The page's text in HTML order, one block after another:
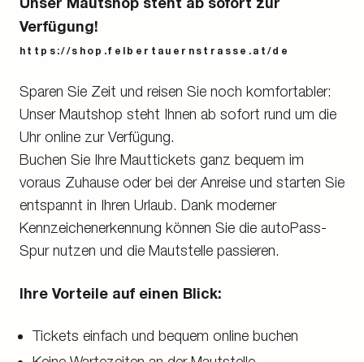
Verfügung!
https://shop.felbertauernstrasse.at/de
Sparen Sie Zeit und reisen Sie noch komfortabler:
Unser Mautshop steht Ihnen ab sofort rund um die
Uhr online zur Verfügung.
Buchen Sie Ihre Mauttickets ganz bequem im
voraus Zuhause oder bei der Anreise und starten Sie
entspannt in Ihren Urlaub. Dank moderner
Kennzeichenerkennung können Sie die autoPass-
Spur nutzen und die Mautstelle passieren.
Ihre Vorteile auf einen Blick:
Tickets einfach und bequem online buchen